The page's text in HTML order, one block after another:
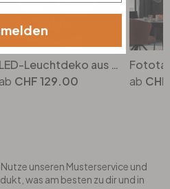
LED-Leuchtdeko aus MDF - Baum mit Wurzeln
CHF 129.00
unseren Musterservice und
was am besten zu dir und in